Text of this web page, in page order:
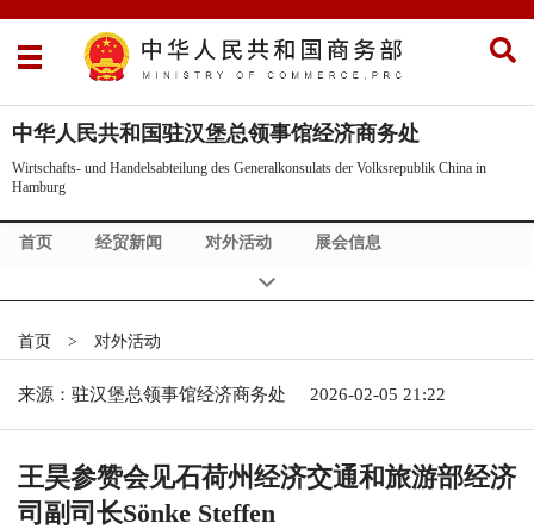
中华人民共和国驻汉堡总领事馆经济商务处
Wirtschafts- und Handelsabteilung des Generalkonsulats der Volksrepublik China in
Hamburg
首页 经贸新闻 对外活动 展会信息
Handelsnachrichten
首页 > 对外活动
来源：驻汉堡总领事馆经济商务处 2026-02-05 21:22
王昊参赞会见石荷州经济交通和旅游部经济
司副司长Sönke Steffen